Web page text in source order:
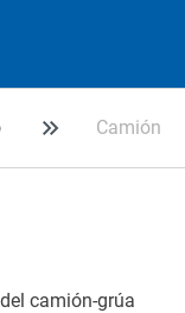
Camión
camión-grúa